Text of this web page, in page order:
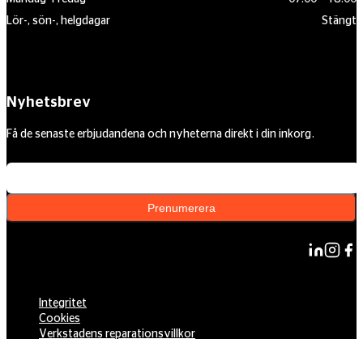
Lör-, sön-, helgdagar
Stängt
Nyhetsbrev
Få de senaste erbjudandena och nyheterna direkt i din inkorg.
Prenumerera
Integritet
Cookies
Verkstadens reparationsvillkor